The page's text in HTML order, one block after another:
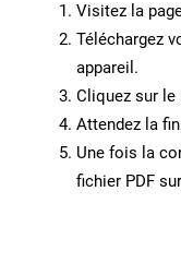
Visitez la
Téléchargez
appareil.
Cliquez sur le
Attendez la
Une fois la
fichier PDF